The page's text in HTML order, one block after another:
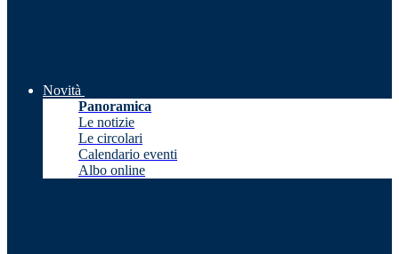
Novità
Panoramica
Le notizie
Le circolari
Calendario eventi
Albo online